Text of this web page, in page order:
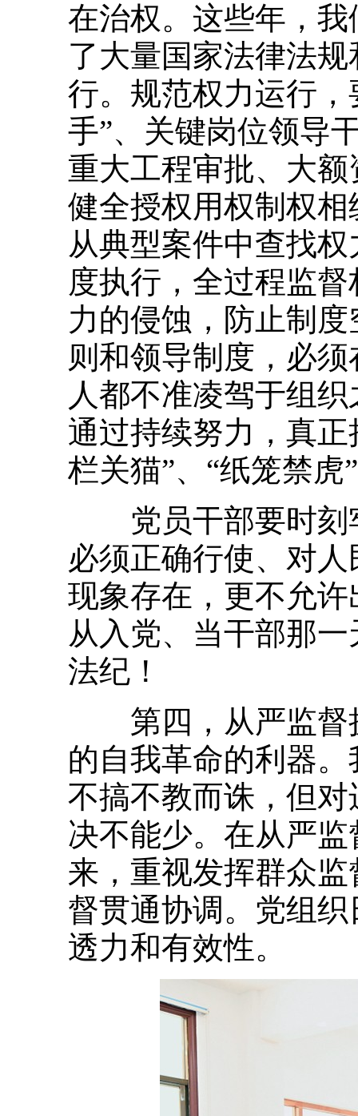
在治权。这些年，
了大量国家法律法
行。规范权力运行
手”、关键岗位领导
重大工程审批、大
健全授权用权制权
从典型案件中查找
度执行，全过程监
力的侵蚀，防止制
则和领导制度，必
人都不准凌驾于组
通过持续努力，真
栏关猫”、“纸笼禁
党员干部要时刻
必须正确行使、对
现象存在，更不允
从入党、当干部那
法纪！
第四，从严监督
的自我革命的利器
不搞不教而诛，但
决不能少。在从严
来，重视发挥群众
督贯通协调。党组
透力和有效性。